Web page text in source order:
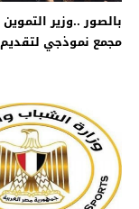
بالصور ..وزير
مجمع نموذجي
العلامات التجارية
حماية المستهلك
الدمغة والموازين
بطاقات التموين “